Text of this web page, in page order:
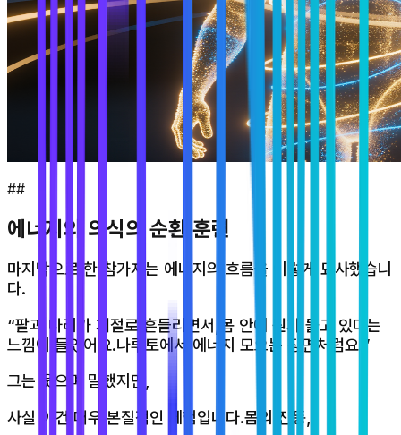
##
에너지와 의식의 순환 훈련
마지막으로 한 참가자는 에너지의 흐름을 이렇게 묘사했습니
다.
“팔과 다리가 저절로 흔들리면서,몸 안에 뭔가 돌고 있다는
느낌이 들었어요.나루토에서 에너지 모으는 장면처럼요.”
그는 웃으며 말했지만,
사실 이건 매우 본질적인 체험입니다.몸의 진동,